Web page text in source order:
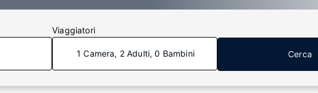
Viaggiatori
1 Camera, 2 Adulti, 0 Bambini Cerca